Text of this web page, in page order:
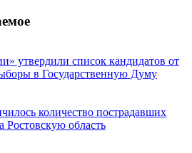
утвердили список кандидатов от
в Государственную Думу
количество пострадавших
Ростовскую область